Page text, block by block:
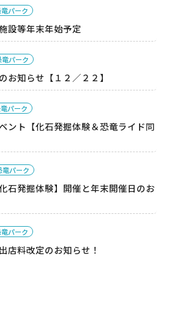
パーク
設等年末年始予定
パーク
お知らせ【１２／２２】
パーク
ント【化石発掘体験＆恐竜ライド同
竜パーク
石発掘体験】開催と年末開催日のお
パーク
店料改定のお知らせ！